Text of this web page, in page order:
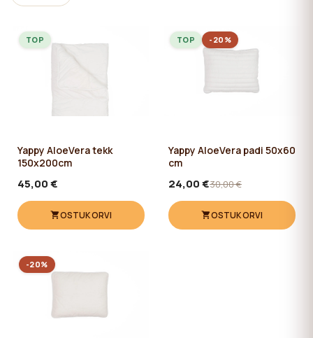
Yappy AloeVera tekk
150x200cm
45,00 €
OSTUKORVI
TOP
Yappy AloeVera padi 50x60
cm
24,00 €30,00 €
OSTUKORVI
TOP -20%
-20%